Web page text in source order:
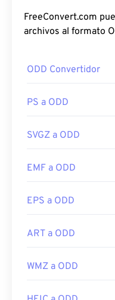
FreeConvert.com
ODD Convertidor
PS a ODD
SVGZ a ODD
EMF a ODD
EPS a ODD
ART a ODD
WMZ a ODD